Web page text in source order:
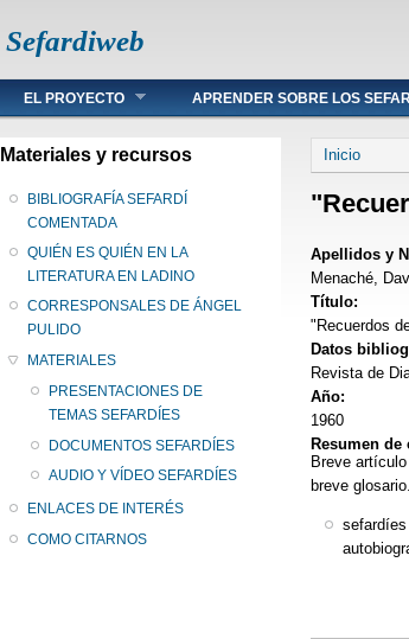
Sefardiweb
Main menu
EL PROYECTO APRENDER SOBRE LOS
Materiales y recursos
BIBLIOGRAFÍA SEFARDÍ
COMENTADA
QUIÉN ES QUIÉN EN LA
LITERATURA EN LADINO
CORRESPONSALES DE ÁNGEL
PULIDO
MATERIALES
PRESENTACIONES DE
TEMAS SEFARDÍES
DOCUMENTOS SEFARDÍES
AUDIO Y VÍDEO SEFARDÍES
ENLACES DE INTERÉS
COMO CITARNOS
Se
Inicio
Apellidos y
Menaché,
Título:
"Recuerdos
Datos
Revista de
Año:
1960
Resumen de
Breve
breve glosario.